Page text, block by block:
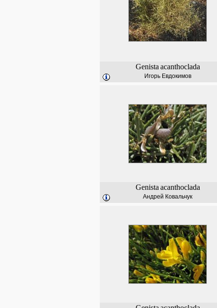
Genista acanthoclada
Игорь Евдокимов
Genista acanthoclada
Андрей Ковальчук